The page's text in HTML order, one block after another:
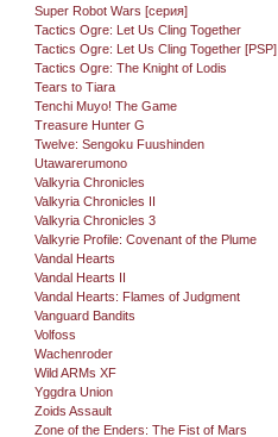
Super Robot Wars [серия]
Tactics Ogre: Let Us Cling Together
Tactics Ogre: Let Us Cling Together [PSP]
Tactics Ogre: The Knight of Lodis
Tears to Tiara
Tenchi Muyo! The Game
Treasure Hunter G
Twelve: Sengoku Fuushinden
Utawarerumono
Valkyria Chronicles
Valkyria Chronicles II
Valkyria Chronicles 3
Valkyrie Profile: Covenant of the Plume
Vandal Hearts
Vandal Hearts II
Vandal Hearts: Flames of Judgment
Vanguard Bandits
Volfoss
Wachenroder
Wild ARMs XF
Yggdra Union
Zoids Assault
Zone of the Enders: The Fist of Mars